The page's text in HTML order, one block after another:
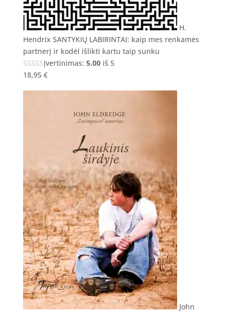
H.
Hendrix SANTYKIŲ LABIRINTAI: kaip mes renkamės
partnerį ir kodėl išlikti kartu taip sunku
Įvertinimas: 5.00iš 5
18,95 €
John